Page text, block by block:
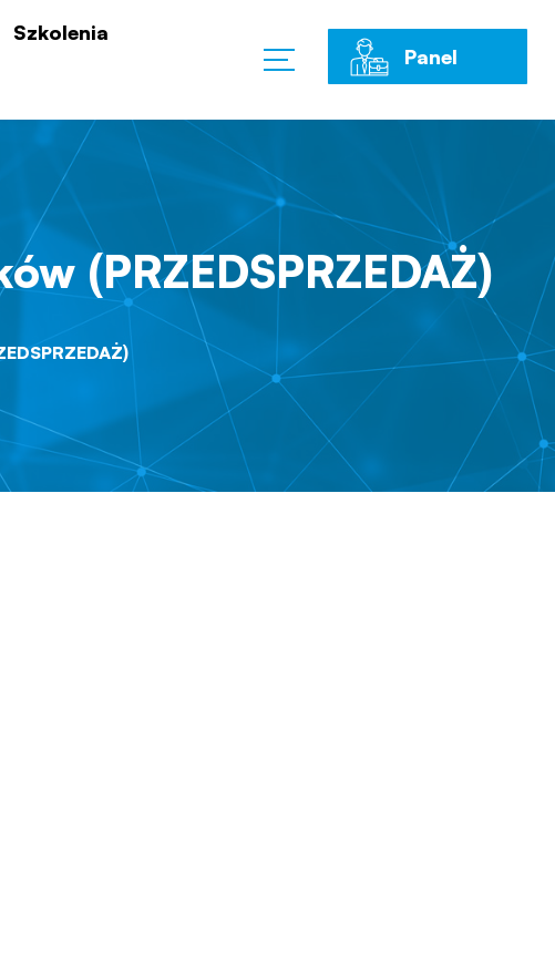
Szkolenia
Panel
(PRZEDSPRZEDAŻ)